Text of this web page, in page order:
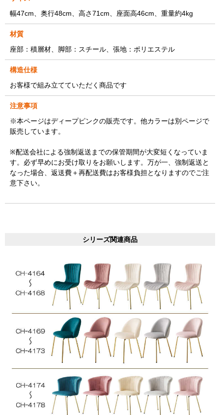
幅47cm、奥行48cm、高さ71cm、座面高46cm、重量約4kg
材質
座部：積層材、脚部：スチール、張地：ポリエステル
構造仕様
お客様で組み立てていただく商品です
注意事項
※本ページはディープピンクの販売です。他カラーは別ページで
販売しています。
※配送会社による強制返送までの保管期間が大変短くなっていま
す。必ず早めにお受け取りをお願いします。万が一、強制返送と
なった場合、返送費＋再配送費はお客様負担となりますのでご注
意下さい。
シリーズ関連商品